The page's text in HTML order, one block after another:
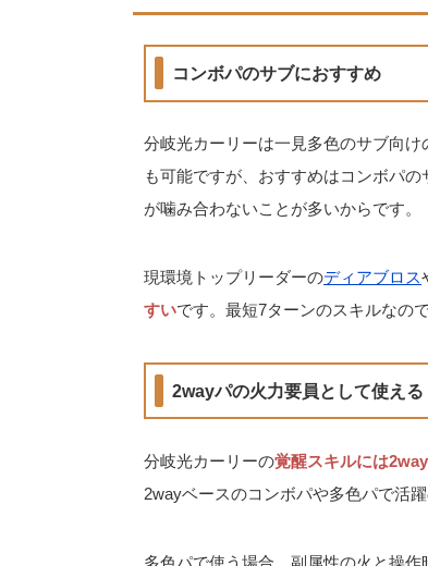
コンボパのサブにおすすめ
分岐光カーリーは一見多色のサブ向
も可能ですが、おすすめはコンボパ
が噛み合わないことが多いからです。
現環境トップリーダーのディアブロス
すいです。最短7ターンのスキルなの
2wayパの火力要員として使える
分岐光カーリーの覚醒スキルには
2wayベースのコンボパや多色パで活
多色パで使う場合、副属性の火と操